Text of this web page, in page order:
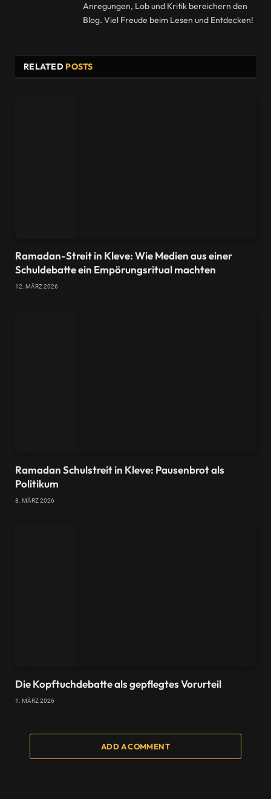
Anregungen, Lob und Kritik bereichern den
Blog. Viel Freude beim Lesen und Entdecken!
RELATED POSTS
Ramadan-Streit in Kleve: Wie Medien aus einer
Schuldebatte ein Empörungsritual machten
12. MÄRZ 2026
Ramadan Schulstreit in Kleve: Pausenbrot als
Politikum
8. MÄRZ 2026
Die Kopftuchdebatte als gepflegtes Vorurteil
1. MÄRZ 2026
ADD A COMMENT